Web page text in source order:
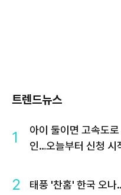
트렌드뉴스
1
아이 둘이면 고속도
인…오늘부터 신청 시
2 태풍 '찬홈' 한국 오나